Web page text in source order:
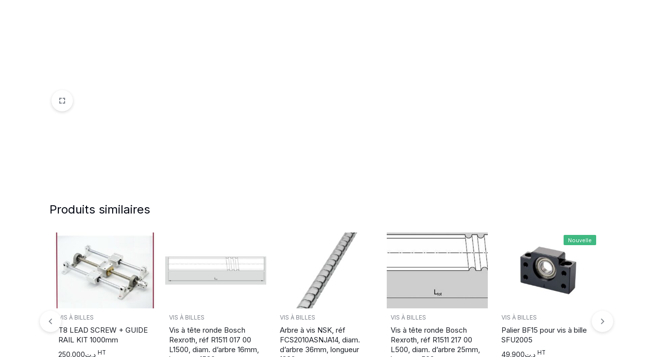
Produits similaires
VIS À BILLES
T8 LEAD SCREW + GUIDE
RAIL KIT 1000mm
د.ت250.000 HT
VIS À BILLES
Vis à tête ronde Bosch
Rexroth, réf R1511 017 00
L1500, diam. d’arbre 16mm,
VIS À BILLES
Arbre à vis NSK, réf
FCS2010ASNJA14, diam.
d’arbre 36mm, longueur
VIS À BILLES
Vis à tête ronde Bosch
Rexroth, réf R1511 217 00
L500, diam. d’arbre 25mm,
Nouvelle
VIS À BILLES
Palier BF15 pour vis à bille
SFU2005
د.ت49.900 HT